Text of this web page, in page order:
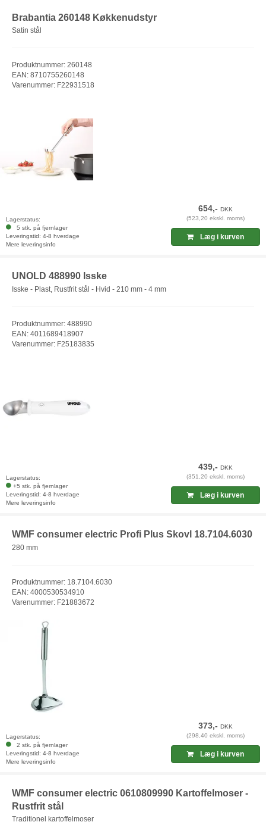
Brabantia 260148 Køkkenudstyr
Satin stål
Produktnummer: 260148
EAN: 8710755260148
Varenummer: F22931518
Lagerstatus:
5 stk. på fjernlager
Leveringstid: 4-8 hverdage
Mere leveringsinfo
654,-DKK
(523,20 ekskl. moms)
Læg i kurven
UNOLD 488990 Isske
Isske - Plast, Rustfrit stål - Hvid - 210 mm - 4 mm
Produktnummer: 488990
EAN: 4011689418907
Varenummer: F25183835
Lagerstatus:
+5 stk. på fjernlager
Leveringstid: 4-8 hverdage
Mere leveringsinfo
439,-DKK
(351,20 ekskl. moms)
Læg i kurven
WMF consumer electric Profi Plus Skovl 18.7104.6030
280 mm
Produktnummer: 18.7104.6030
EAN: 4000530534910
Varenummer: F21883672
Lagerstatus:
2 stk. på fjernlager
Leveringstid: 4-8 hverdage
Mere leveringsinfo
373,-DKK
(298,40 ekskl. moms)
Læg i kurven
WMF consumer electric 0610809990 Kartoffelmoser -
Rustfrit stål
Traditionel kartoffelmoser